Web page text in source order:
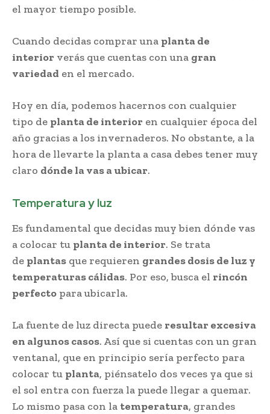
el mayor tiempo posible.
Cuando decidas comprar una planta de
interior verás que cuentas con una gran
variedad en el mercado.
Hoy en día, podemos hacernos con cualquier
tipo de planta de interior en cualquier época del
año gracias a los invernaderos. No obstante, a la
hora de llevarte la planta a casa debes tener muy
claro dónde la vas a ubicar.
Temperatura y luz
Es fundamental que decidas muy bien dónde vas
a colocar tu planta de interior. Se trata
de plantas que requieren grandes dosis de luz y
temperaturas cálidas. Por eso, busca el rincón
perfecto para ubicarla.
La fuente de luz directa puede resultar excesiva
en algunos casos. Así que si cuentas con un gran
ventanal, que en principio sería perfecto para
colocar tu planta, piénsatelo dos veces ya que si
el sol entra con fuerza la puede llegar a quemar.
Lo mismo pasa con la temperatura, grandes